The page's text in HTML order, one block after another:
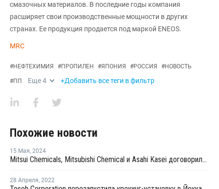
смазочных материалов. В последние годы компания
расширяет свои производственные мощности в других
странах. Ее продукция продается под маркой ENEOS.
MRC
#НЕФТЕХИМИЯ #ПРОПИЛЕН #ЯПОНИЯ #РОССИЯ #НОВОСТЬ
#ПП Еще4 +Добавить все теги в фильтр
Похожие новости
15 Мая, 2024
Mitsui Chemicals, Mitsubishi Chemical и Asahi Kasei договорились о декарбонизации крекинг-установок на западе Японии
28 Апреля, 2022